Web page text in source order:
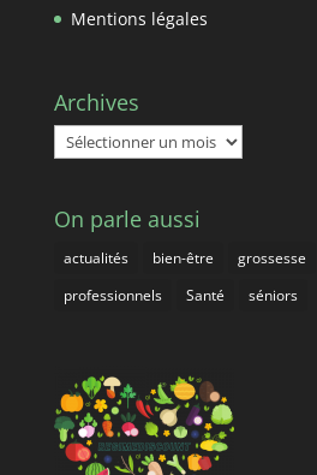
Mentions légales
Archives
Archives
On parle aussi
actualités bien-être grossesse
professionnels
Santé séniors